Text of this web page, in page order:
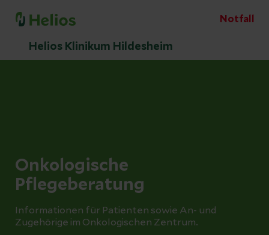
Notfall
Helios Klinikum Hildesheim
Onkologische
Pflegeberatung
Informationen für Patienten sowie An- und
Zugehörige im Onkologischen Zentrum.